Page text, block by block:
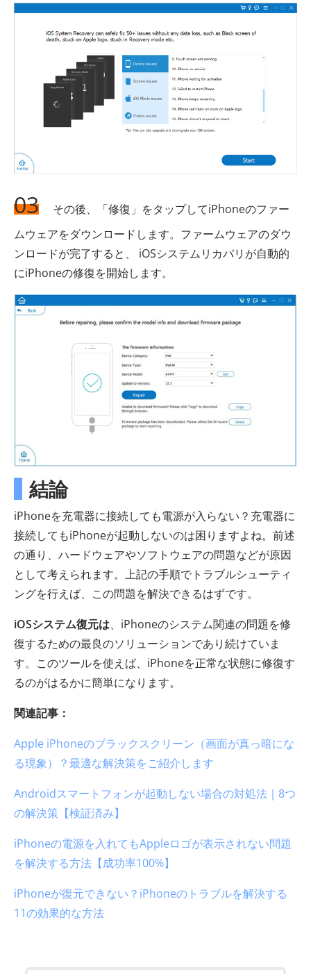
03
その後、「修復」をタップしてiPhoneのファー
ムウェアをダウンロードします。ファームウェアのダウ
ンロードが完了すると、 iOSシステムリカバリが自動的
にiPhoneの修復を開始します。
結論
iPhoneを充電器に接続しても電源が入らない？充電器に
接続してもiPhoneが起動しないのは困りますよね。前述
の通り、ハードウェアやソフトウェアの問題などが原因
として考えられます。上記の手順でトラブルシューティ
ングを行えば、この問題を解決できるはずです。
iOSシステム復元は、iPhoneのシステム関連の問題を修
復するための最良のソリューションであり続けていま
す。このツールを使えば、iPhoneを正常な状態に修復す
るのがはるかに簡単になります。
関連記事：
Apple iPhoneのブラックスクリーン（画面が真っ暗にな
る現象）？最適な解決策をご紹介します
Androidスマートフォンが起動しない場合の対処法｜8つ
の解決策【検証済み】
iPhoneの電源を入れてもAppleロゴが表示されない問題
を解決する方法【成功率100%】
iPhoneが復元できない？iPhoneのトラブルを解決する
11の効果的な方法